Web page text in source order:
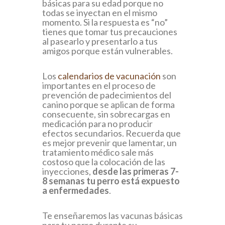
básicas para su edad porque no
todas se inyectan en el mismo
momento. Si la respuesta es “no”
tienes que tomar tus precauciones
al pasearlo y presentarlo a tus
amigos porque están vulnerables.
Los calendarios de vacunación son
importantes en el proceso de
prevención de padecimientos del
canino porque se aplican de forma
consecuente, sin sobrecargas en
medicación para no producir
efectos secundarios. Recuerda que
es mejor prevenir que lamentar, un
tratamiento médico sale más
costoso que la colocación de las
inyecciones, desde las primeras 7-
8 semanas tu perro está expuesto
a enfermedades.
Te enseñaremos las vacunas básicas